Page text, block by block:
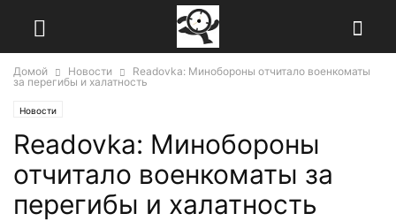
Домой Новости
Readovka: Минобороны отчитало военкоматы
за перегибы и халатность
Новости
Readovka: Минобороны
отчитало военкоматы за
перегибы и халатность